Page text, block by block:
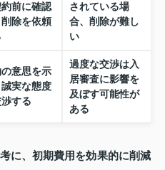
約前に確認
削除を依頼
されている場
合、削除が難し
い
意思を示
誠実な態度
する
過度な交渉は入
居審査に影響を
及ぼす可能性が
ある
に、初期費用を効果的に削減